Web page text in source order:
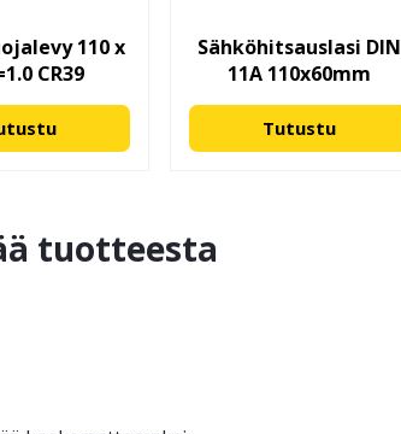
110 x
CR39
Sähköhitsauslasi DIN
11A 110x60mm
Tutustu
tuotteesta